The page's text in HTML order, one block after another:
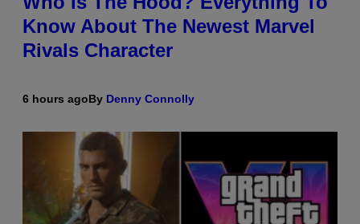
Know About The Newest Marvel
Rivals Character
6 hours agoBy Denny Connolly